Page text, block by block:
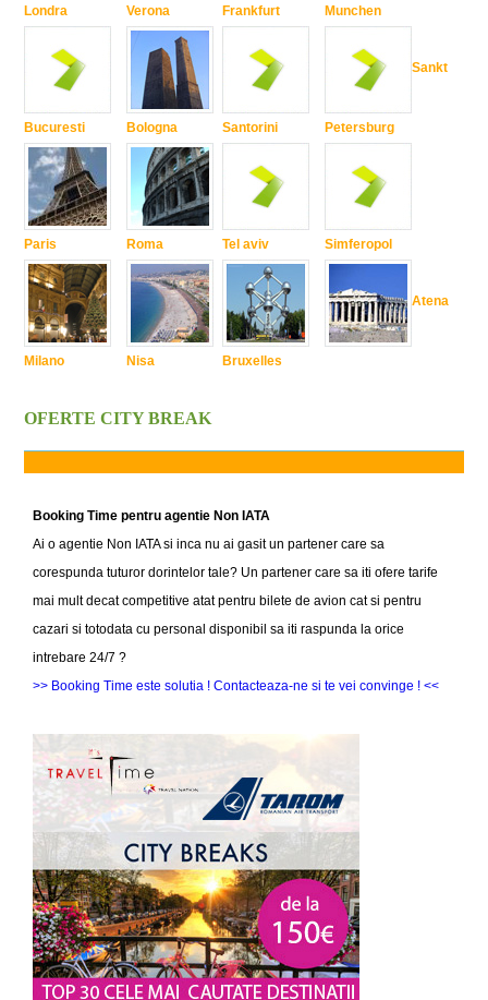
Londra
Bucuresti
Paris
Milano
Verona
Bologna
Roma
Nisa
Frankfurt
Santorini
Tel aviv
Bruxelles
Munchen
Sankt
Petersburg
Simferopol
Atena
OFERTE CITY BREAK
Booking Time pentru agentie Non IATA
Ai o agentie Non IATA si inca nu ai gasit un partener care sa
corespunda tuturor dorintelor tale? Un partener care sa iti ofere tarife
mai mult decat competitive atat pentru bilete de avion cat si pentru
cazari si totodata cu personal disponibil sa iti raspunda la orice
intrebare 24/7 ?
>> Booking Time este solutia ! Contacteaza-ne si te vei convinge ! <<